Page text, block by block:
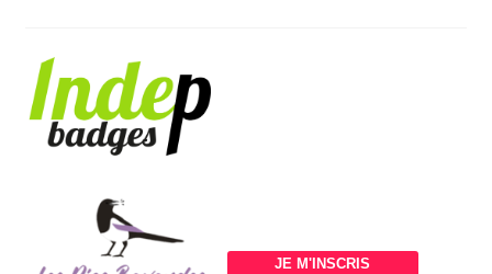
JE M'INSCRIS